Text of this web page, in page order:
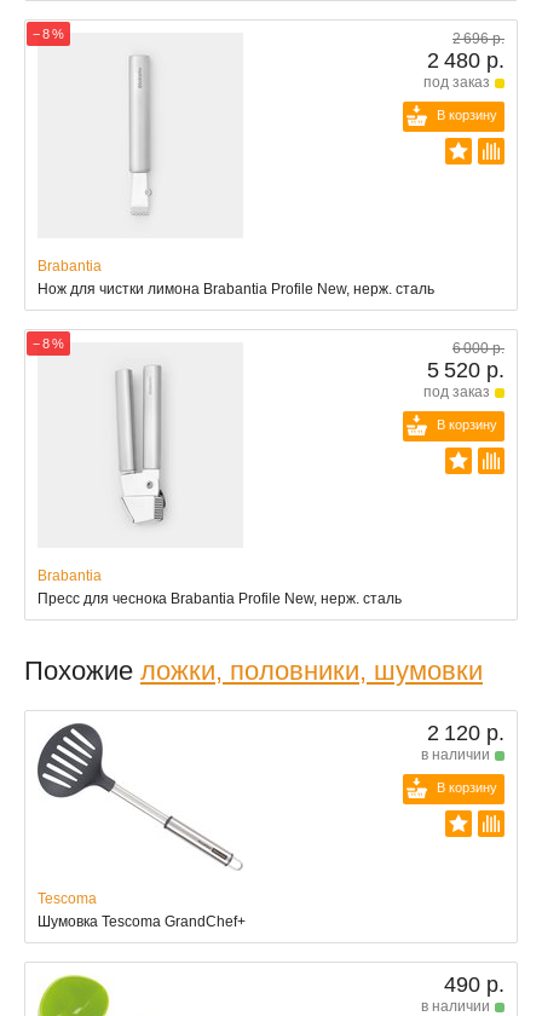
− 8 % 2 696 р.
2 480 р.
под заказ
В корзину
Brabantia
Нож для чистки лимона Brabantia Profile New, нерж. сталь
− 8 % 6 000 р.
5 520 р.
под заказ
В корзину
Brabantia
Пресс для чеснока Brabantia Profile New, нерж. сталь
Похожие ложки, половники, шумовки
2 120 р.
в наличии
В корзину
Tescoma
Шумовка Tescoma GrandChef+
490 р.
в наличии